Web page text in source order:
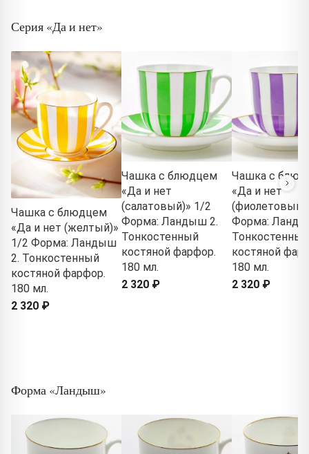
Серия «Да и нет»
Чашка с блюдцем
«Да и нет (желтый)»
1/2 Форма: Ландыш
2. Тонкостенный
костяной фарфор.
180 мл.
2 320 ₽
Чашка с блюдцем
«Да и нет
(салатовый)» 1/2
Форма: Ландыш 2.
Тонкостенный
костяной фарфор.
180 мл.
2 320 ₽
Чашка с
«Да и нет
Форма:
Тонкостенный
костяной
180 мл.
2 320 ₽
Форма «Ландыш»